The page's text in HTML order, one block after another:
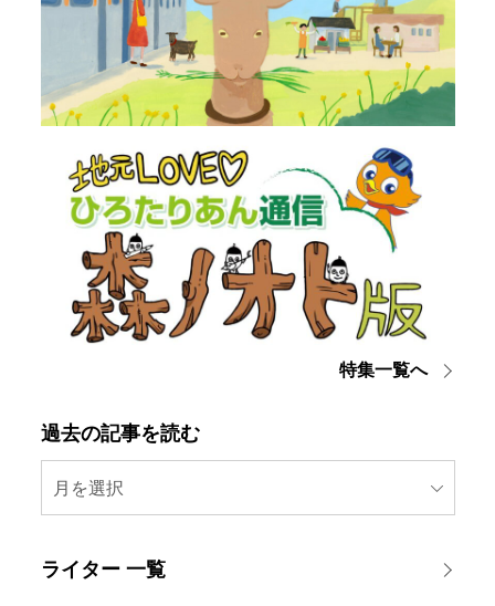
特集一覧へ
過去の記事を読む
月を選択
ライター 一覧